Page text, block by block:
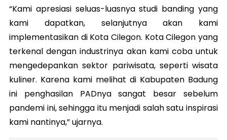
“Kami apresiasi seluas-luasnya studi banding yang
kami dapatkan, selanjutnya akan kami
implementasikan di Kota Cilegon. Kota Cilegon yang
terkenal dengan industrinya akan kami coba untuk
mengedepankan sektor pariwisata, seperti wisata
kuliner. Karena kami melihat di Kabupaten Badung
ini penghasilan PADnya sangat besar sebelum
pandemi ini, sehingga itu menjadi salah satu inspirasi
kami nantinya,” ujarnya.